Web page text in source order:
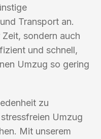
Transport an.
sondern auch
und schnell,
Umzug so gering
zu
Umzug
Mit unserem